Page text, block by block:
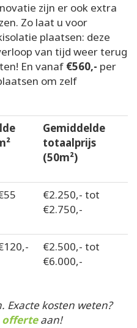
zijn er ook extra
Zo laat u voor
plaatsen: deze
van tijd weer terug
En vanaf €560,- per
om zelf
Gemiddelde
totaalprijs
(50m²)
€2.250,- tot
€2.750,-
€2.500,- tot
€6.000,-
Exacte kosten weten?
aan!